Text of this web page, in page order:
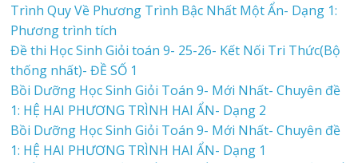
Trình Quy Về Phương Trình Bậc Nhất Một Ẩn- Dạng 1:
Phương trình tích
Đề thi Học Sinh Giỏi toán 9- 25-26- Kết Nối Tri Thức(Bộ
thống nhất)- ĐỀ SỐ 1
Bồi Dưỡng Học Sinh Giỏi Toán 9- Mới Nhất- Chuyên đề
1: HỆ HAI PHƯƠNG TRÌNH HAI ẨN- Dạng 2
Bồi Dưỡng Học Sinh Giỏi Toán 9- Mới Nhất- Chuyên đề
1: HỆ HAI PHƯƠNG TRÌNH HAI ẨN- Dạng 1